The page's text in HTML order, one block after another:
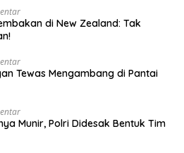
di New Zealand: Tak
Tewas Mengambang di Pantai
Munir, Polri Didesak Bentuk Tim